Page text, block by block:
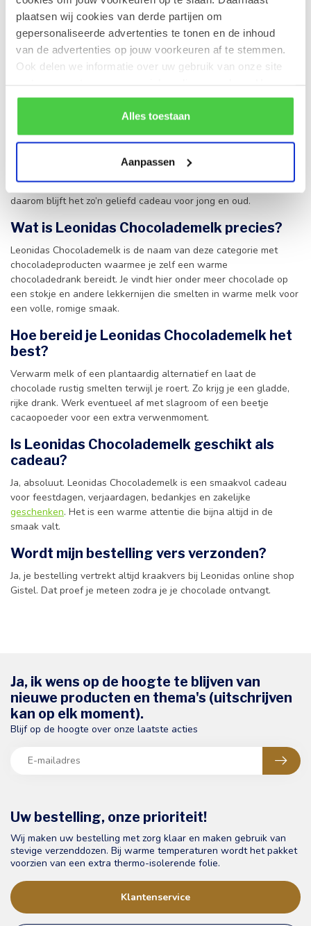
plaatsen wij cookies van derde partijen om
gepersonaliseerde advertenties te tonen en de inhoud
van de advertenties op jouw voorkeuren af te stemmen.
Ook delen we informatie over uw gebruik van onze site
rekening mee dat als je bepaalde cookies blokkeert, het
de correcte werking van de website kan verstoren.
Alles toestaan
Aanpassen
seizoenschocolade. Zo stel je makkelijk een smaakvol pakket
samen dat perfect past bij het moment.
Een warm cadeau dat altijd welkom is
Leonidas Chocolademelk is ook een prachtig geschenk . Het
die verfijnde Belgische uitstraling waar Leonidas om
bekendstaat. Dat maakt het een mooie keuze voor feestdagen,
verjaardagen, bedankjes of een
klanten.
Met Leonidas Chocolademelk geef je meer dan chocolade alleen.
Je schenkt een moment van rust, warmte en genieten. Precies
daarom blijft het zo’n geliefd cadeau voor jong en oud.
Wat is Leonidas Chocolademelk precies?
Leonidas Chocolademelk is de naam van deze categorie met
chocoladeproducten waarmee je zelf een warme
chocoladedrank bereidt. Je vindt hier onder meer chocolade op
een stokje en andere lekkernijen die smelten in warme melk voor
een volle, romige smaak.
Hoe bereid je Leonidas Chocolademelk het
best?
Verwarm melk of een plantaardig alternatief en laat de
chocolade rustig smelten terwijl je roert. Zo krijg je een gladde,
rijke drank. Werk eventueel af met slagroom of een beetje
cacaopoeder voor een extra verwenmoment.
Is Leonidas Chocolademelk geschikt als
cadeau?
Ja, absoluut. Leonidas Chocolademelk is een smaakvol cadeau
voor feestdagen, verjaardagen, bedankjes en zakelijke
geschenken. Het is een warme attentie die bijna altijd in de
smaak valt.
Wordt mijn bestelling vers verzonden?
Ja, je bestelling vertrekt altijd kraakvers bij Leonidas online shop
Gistel. Dat proef je meteen zodra je je chocolade ontvangt.
Uw bestelling, onze prioriteit!
Wij maken uw bestelling met zorg klaar en maken gebruik van
stevige verzenddozen. Bij warme temperaturen wordt het pakket
voorzien van een extra thermo-isolerende folie.
Klantenservice
Ja, ik wens op de hoogte te blijven van
nieuwe producten en thema's (uitschrijven
kan op elk moment).
Blijf op de hoogte over onze laatste acties